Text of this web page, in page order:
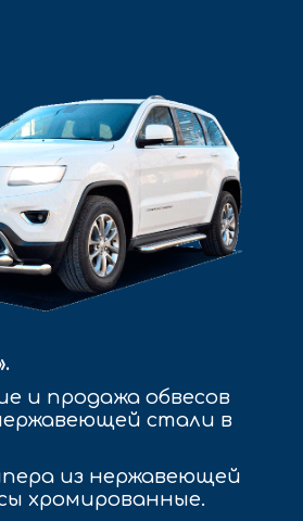
и продажа обвесов
стали в
из нержавеющей
хромированные.